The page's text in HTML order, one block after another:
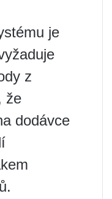
je
z
že
dodávce